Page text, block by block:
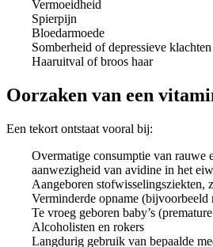
Vermoeidheid
Spierpijn
Bloedarmoede
Somberheid of depressieve klachten
Haaruitval of broos haar
Oorzaken van een
Een tekort ontstaat vooral bij:
Overmatige consumptie van rauwe
aanwezigheid van avidine in het
Aangeboren
Verminderde opname (bijvoorbeeld
Te vroeg geboren baby’s
Alcoholisten en rokers
Langdurig gebruik van bepaalde